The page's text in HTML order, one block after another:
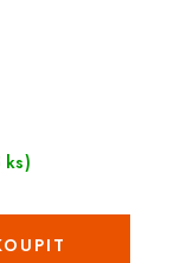
ks)